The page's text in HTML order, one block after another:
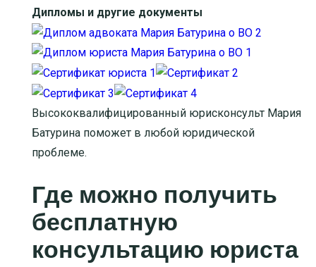
Дипломы и другие документы
Высококвалифицированный юрисконсульт Мария
Батурина поможет в любой юридической
проблеме.
Где можно получить
бесплатную
консультацию юриста